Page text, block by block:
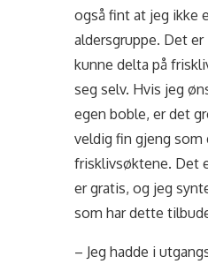
også fint at jeg ikke
aldersgruppe. Det
kunne delta på
seg selv. Hvis jeg
egen boble, er det
veldig fin gjeng som
frisklivsøktene. Det
er gratis, og jeg
som har dette
– Jeg hadde i